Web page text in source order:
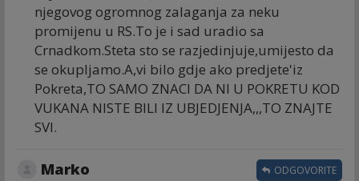
njegovog ogromnog zalaganja za neku
promijenu u RS.To je i sad uradio sa
Crnadkom.Steta sto se razjedinjuje,umijesto da
se okupljamo.A,vi bilo gdje ako predjete'iz
Pokreta,TO SAMO ZNACI DA NI U POKRETU KOD
VUKANA NISTE BILI IZ UBJEDJENJA,,,TO ZNAJTE
SVI.
Marko ODGOVORITE